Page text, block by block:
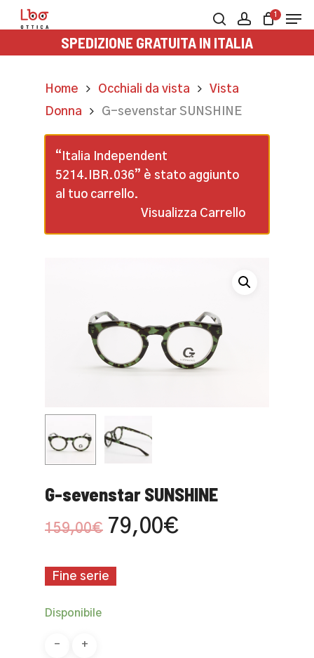
Skip
to
searchaccount
1
SPEDIZIONE GRATUITA IN ITALIA
Home Occhiali da vista
Vista
Donna
G-sevenstar SUNSHINE
“Italia Independent
5214.IBR.036” è stato aggiunto
al tuo carrello.
Visualizza Carrello
G-sevenstar SUNSHINE
159,00€ Il
originale
era:
79,00€Il
Fine serie
Disponibile